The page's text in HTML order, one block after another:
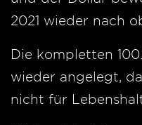
2021 wieder nach
Die kompletten
wieder angelegt,
nicht für